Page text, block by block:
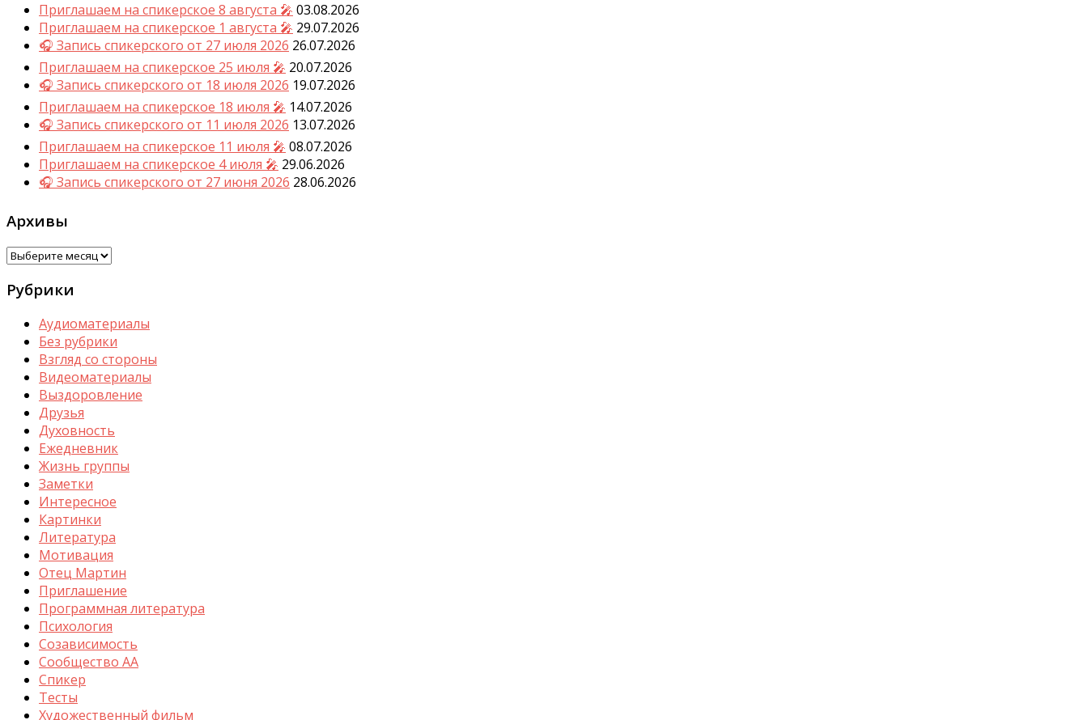
Приглашаем на спикерское 8 августа 🎤 03.08.2026
Приглашаем на спикерское 1 августа 🎤 29.07.2026
🎧 Запись спикерского от 27 июля 2026 26.07.2026
Приглашаем на спикерское 25 июля 🎤 20.07.2026
🎧 Запись спикерского от 18 июля 2026 19.07.2026
Приглашаем на спикерское 18 июля 🎤 14.07.2026
🎧 Запись спикерского от 11 июля 2026 13.07.2026
Приглашаем на спикерское 11 июля 🎤 08.07.2026
Приглашаем на спикерское 4 июля 🎤 29.06.2026
🎧 Запись спикерского от 27 июня 2026 28.06.2026
Архивы
Архивы
Рубрики
Аудиоматериалы
Без рубрики
Взгляд со стороны
Видеоматериалы
Выздоровление
Друзья
Духовность
Ежедневник
Жизнь группы
Заметки
Интересное
Картинки
Литература
Мотивация
Отец Мартин
Приглашение
Программная литература
Психология
Созависимость
Сообщество АА
Спикер
Тесты
Художественный фильм